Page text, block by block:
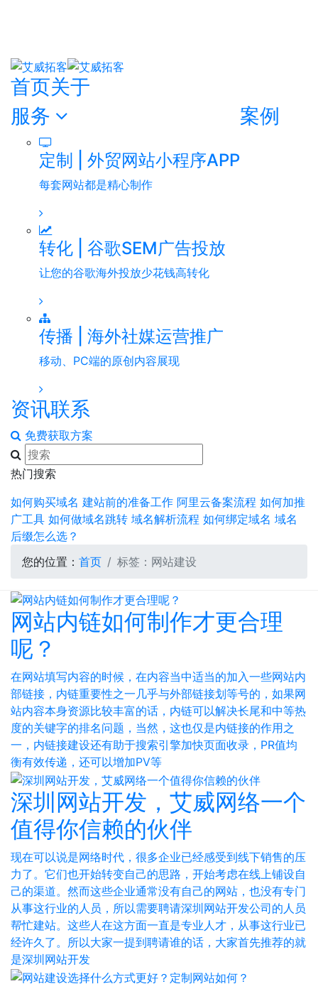
首页关于
服务
定制 | 外贸网站小程序APP
每套网站都是精心制作
转化 | 谷歌SEM广告投放
让您的谷歌海外投放少花钱高转化
传播 | 海外社媒运营推广
移动、PC端的原创内容展现
案例
资讯联系
免费获取方案
热门搜索
如何购买域名 建站前的准备工作 阿里云备案流程 如何加推
广工具 如何做域名跳转 域名解析流程 如何绑定域名 域名
后缀怎么选？
您的位置： 首页 标签：网站建设
网站内链如何制作才更合理
呢？
在网站填写内容的时候，在内容当中适当的加入一些网站内
部链接，内链重要性之一几乎与外部链接划等号的，如果网
站内容本身资源比较丰富的话，内链可以解决长尾和中等热
度的关键字的排名问题，当然，这也仅是内链接的作用之
一，内链接建设还有助于搜索引擎加快页面收录，PR值均
衡有效传递，还可以增加PV等
深圳网站开发，艾威网络一个
值得你信赖的伙伴
现在可以说是网络时代，很多企业已经感受到线下销售的压
力了。它们也开始转变自己的思路，开始考虑在线上铺设自
己的渠道。然而这些企业通常没有自己的网站，也没有专门
从事这行业的人员，所以需要聘请深圳网站开发公司的人员
帮忙建站。这些人在这方面一直是专业人才，从事这行业已
经许久了。所以大家一提到聘请谁的话，大家首先推荐的就
是深圳网站开发